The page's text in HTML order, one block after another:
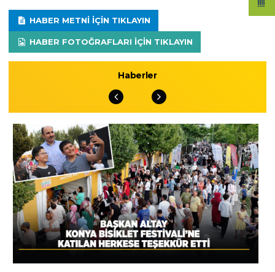
HABER METNI IÇIN TIKLAYIN
HABER FOTOĞRAFLARI IÇIN TIKLAYIN
Haberler